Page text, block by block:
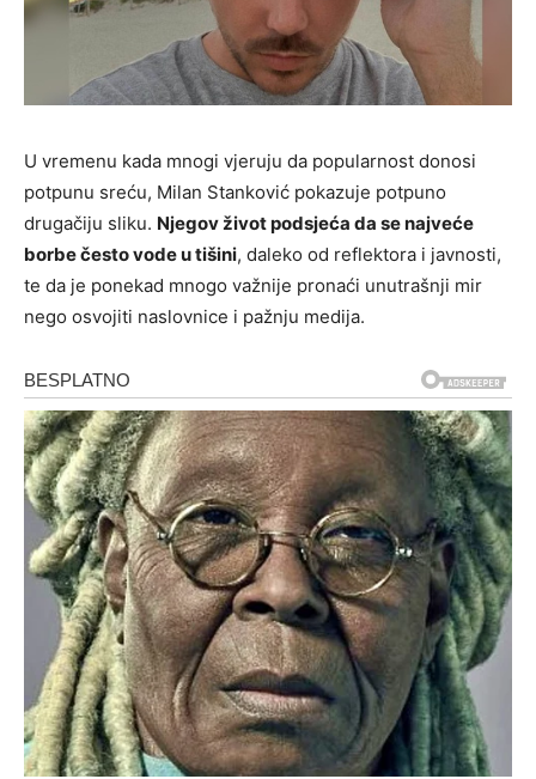
U vremenu kada mnogi vjeruju da popularnost donosi
potpunu sreću, Milan Stanković pokazuje potpuno
drugačiju sliku. Njegov život podsjeća da se najveće
borbe često vode u tišini, daleko od reflektora i javnosti,
te da je ponekad mnogo važnije pronaći unutrašnji mir
nego osvojiti naslovnice i pažnju medija.